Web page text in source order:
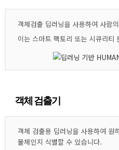
객체검출 딥러닝을 사용하여 사람
이는 스마트 팩토리 또는 시큐리티
객체 검출기
객체 검출용 딥러닝을 사용하여 원
물체인지 식별할 수 있습니다.